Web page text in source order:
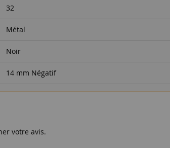
32
Métal
Noir
14 mm Négatif
votre avis.